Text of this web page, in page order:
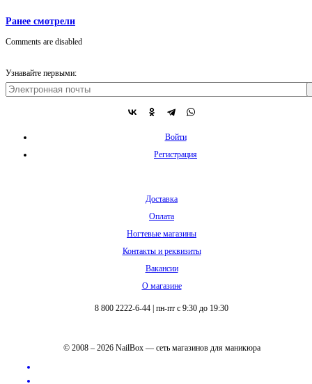
Ранее смотрели
Comments are disabled
Узнавайте первыми:
Войти
Регистрация
Доставка
Оплата
Ногтевые магазины
Контакты и реквизиты
Вакансии
О магазине
8 800 2222-6-44 пн-пт с 9:30 до 19:30
© 2008 – 2026 NailBox — сеть магазинов для маникюра